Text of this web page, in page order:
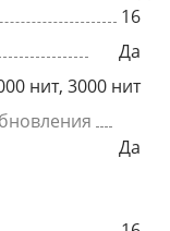
16
Да
нит, 3000 нит
Да